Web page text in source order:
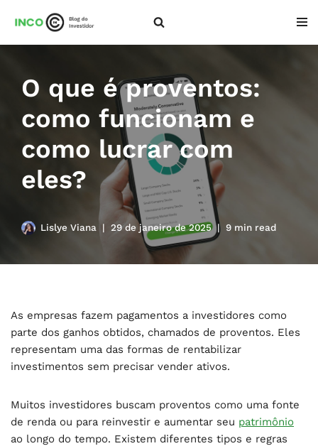
conteúdo
O que é proventos:
como funcionam e
como lucrar com
eles?
Lislye Viana 29 de janeiro de 2025 9 min read
As empresas fazem pagamentos a investidores como
parte dos ganhos obtidos, chamados de proventos. Eles
representam uma das formas de rentabilizar
investimentos sem precisar vender ativos.
Muitos investidores buscam proventos como uma fonte
de renda ou para reinvestir e aumentar seu patrimônio
ao longo do tempo. Existem diferentes tipos e regras